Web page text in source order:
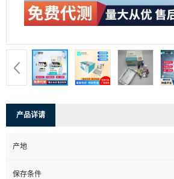
产品详请
产地
保存条件